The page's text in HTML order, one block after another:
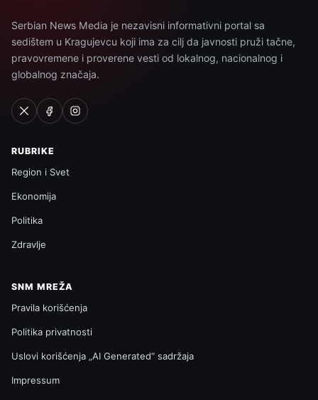
Serbian News Media je nezavisni informativni portal sa
sedištem u Kragujevcu koji ima za cilj da javnosti pruži tačne,
pravovremene i proverene vesti od lokalnog, nacionalnog i
globalnog značaja.
RUBRIKE
Region i Svet
Ekonomija
Politika
Zdravlje
SNM MREŽA
Pravila korišćenja
Politika privatnosti
Uslovi korišćenja „AI Generated“ sadržaja
Impressum